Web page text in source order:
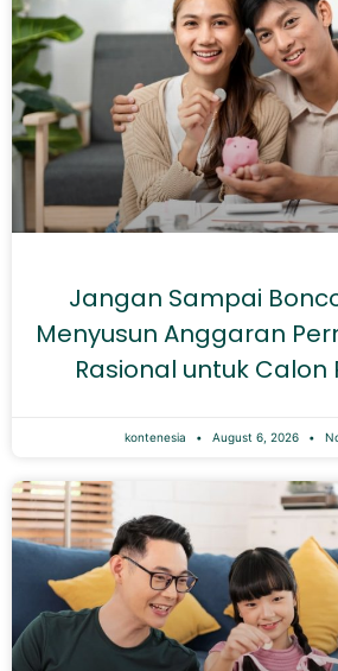
Jangan Sampai
Menyusun Anggaran
Rasional untuk Calon
kontenesia August 6, 2026